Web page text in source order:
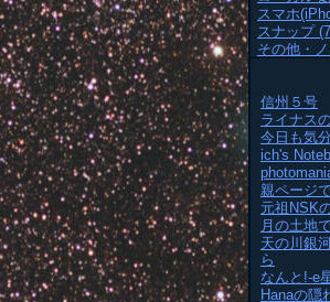
スマホ
スナップ
その他・
信州５号
ライナス
今日も気
ich's
親ページ
元祖NSK
月の土地
天の川銀
ら
なんと!-e
Hanaの隠